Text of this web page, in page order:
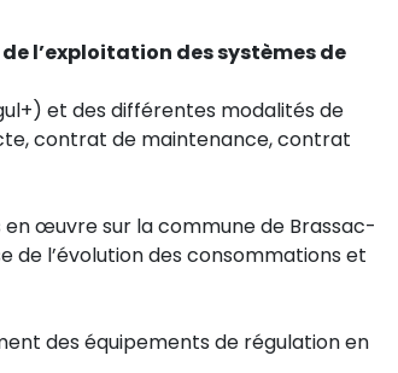
l’exploitation des systèmes de
et des différentes modalités de
contrat de maintenance, contrat
œuvre sur la commune de Brassac-
de l’évolution des consommations et
des équipements de régulation en